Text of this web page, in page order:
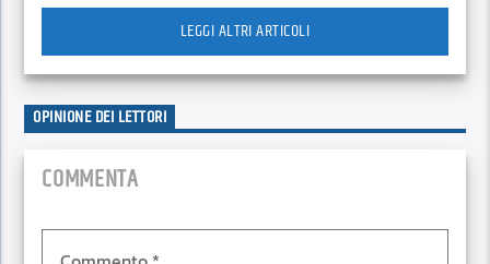
LEGGI ALTRI ARTICOLI
OPINIONE DEI LETTORI
COMMENTA